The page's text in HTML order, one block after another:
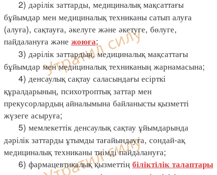
2) дәрілік заттарды, медициналық мақсаттағы
бұйымдар мен медициналық техниканы сатып алуға
(алуға), сақтауға, әкелуге және әкетуге, бөлуге,
пайдалануға және жоюға;
3) дәрілік заттардың, медициналық мақсаттағы
бұйымдар мен медициналық техниканың жарнамасына;
4) денсаулық сақтау саласындағы есірткі
құралдарының, психотроптық заттар мен
прекусорлардың айналымына байланысты қызметті
жүзеге асыруға;
5) мемлекеттік денсаулық сақтау ұйымдарында
дәрілік заттарды ұтымды тағайындауға, сондай-ақ
медициналық техниканы тиімді пайдалануға;
6) фармацевтикалық қызметтің біліктілік талаптары